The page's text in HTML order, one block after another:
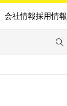
会社情報採用情報